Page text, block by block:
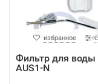
избранное
Фильтр для воды
AUS1-N